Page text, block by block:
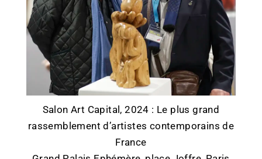
Salon Art Capital, 2024 : Le plus grand
rassemblement d’artistes contemporains de
France